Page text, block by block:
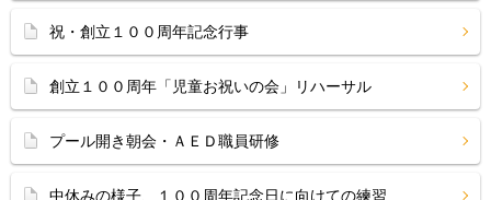
祝・創立１００周年記念行事
創立１００周年「児童お祝いの会」リハーサル
プール開き朝会・ＡＥＤ職員研修
中休みの様子、１００周年記念日に向けての練習